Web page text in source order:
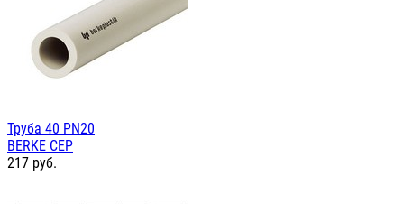
Труба 40 PN20
BERKE СЕР
217 руб.